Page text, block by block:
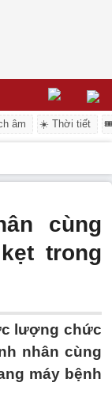
âm ☀️ Thời tiết
cùng
trong
lượng chức
nhân cùng
máy bệnh